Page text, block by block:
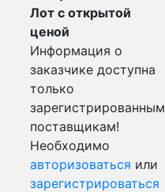
Лот с открытой
ценой
Информация о
заказчике доступна
только
зарегистрированным
поставщикам!
Необходимо
авторизоваться или
зарегистрироваться